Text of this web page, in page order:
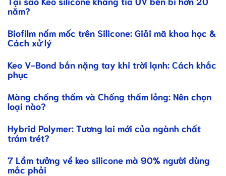
năm?
Biofilm nấm mốc trên Silicone: Giải mã khoa học &
Cách xử lý
Keo V-Bond bắn nặng tay khi trời lạnh: Cách khắc
phục
Màng chống thấm và Chống thấm lỏng: Nên chọn
loại nào?
Hybrid Polymer: Tương lai mới của ngành chất
trám trét?
7 Lầm tưởng về keo silicone mà 90% người dùng
mắc phải